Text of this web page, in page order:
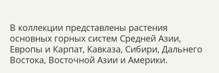
В коллекции представлены растения
основных горных систем Средней Азии,
Европы и Карпат, Кавказа, Сибири, Дальнего
Востока, Восточной Азии и Америки.